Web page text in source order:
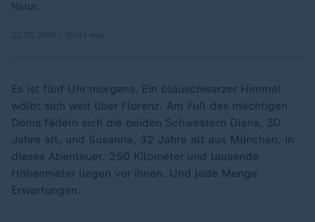
Natur.
Es ist fünf Uhr morgens. Ein blauschwarzer Himmel
wölbt sich weit über Florenz. Am Fuß des mächtigen
Doms fädeln sich die beiden Schwestern Diana, 30
Jahre alt, und Susanna, 32 Jahre alt aus München, in
dieses Abenteuer. 250 Kilometer und tausende
Höhenmeter liegen vor ihnen. Und jede Menge
Erwartungen.